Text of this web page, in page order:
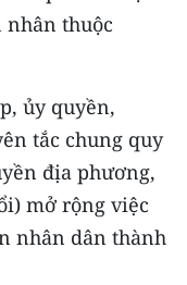
nhân thuộc
ủy quyền,
tắc chung quy
địa phương,
mở rộng việc
nhân dân thành